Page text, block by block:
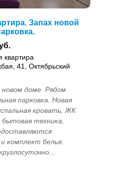
Запах новой
квартира
41, Октябрьский
новом доме. Рядом
парковка. Новая
кровать, ЖК
бытовая техника,
комплект белья.